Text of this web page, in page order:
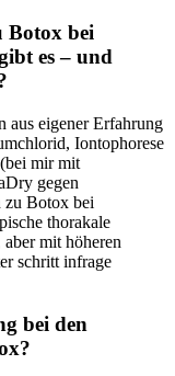
Botox bei
es – und‌
aus eigener Erfahrung
Iontophorese
mir mit
gegen
zu Botox bei
⁢thorakale
mit höheren
schritt infrage
bei​ den